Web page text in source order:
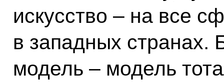
искусство – на все
в западных странах.
модель – модель